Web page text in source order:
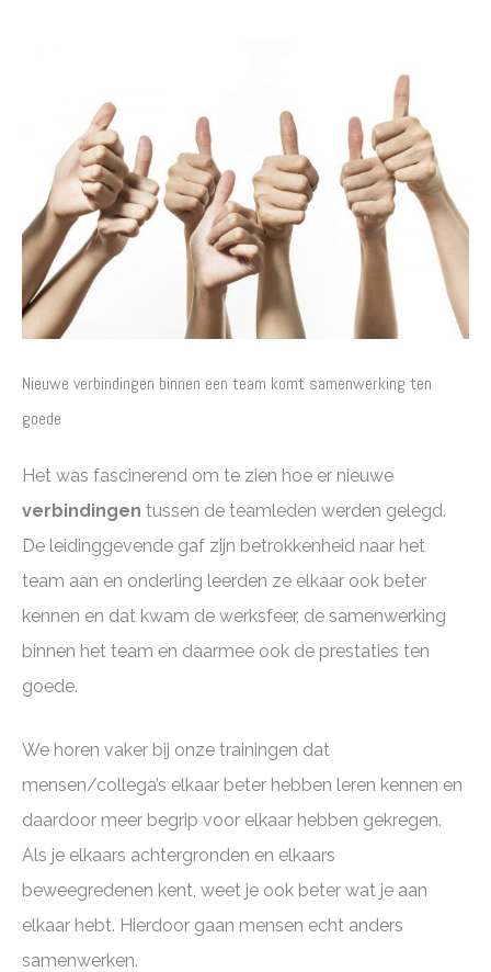
Nieuwe verbindingen binnen een team komt samenwerking ten
goede
Het was fascinerend om te zien hoe er nieuwe
verbindingen tussen de teamleden werden gelegd.
De leidinggevende gaf zijn betrokkenheid naar het
team aan en onderling leerden ze elkaar ook beter
kennen en dat kwam de werksfeer, de samenwerking
binnen het team en daarmee ook de prestaties ten
goede.
We horen vaker bij onze trainingen dat
mensen/collega’s elkaar beter hebben leren kennen en
daardoor meer begrip voor elkaar hebben gekregen.
Als je elkaars achtergronden en elkaars
beweegredenen kent, weet je ook beter wat je aan
elkaar hebt. Hierdoor gaan mensen echt anders
samenwerken.